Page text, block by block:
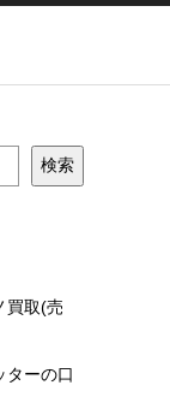
検索
買取(売
ターの口